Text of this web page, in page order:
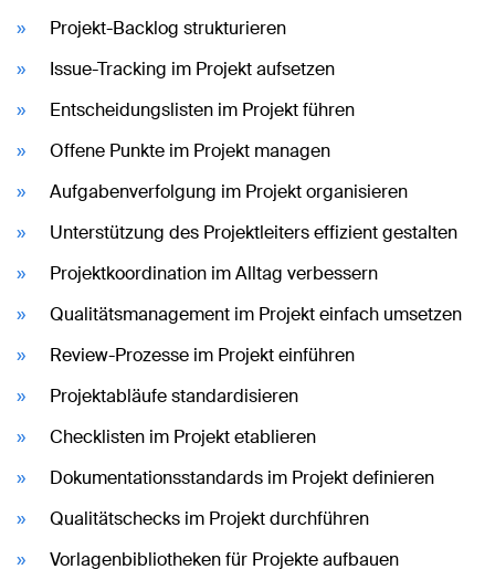
Projekt-Backlog strukturieren
Issue-Tracking im Projekt aufsetzen
Entscheidungslisten im Projekt führen
Offene Punkte im Projekt managen
Aufgabenverfolgung im Projekt organisieren
Unterstützung des Projektleiters effizient gestalten
Projektkoordination im Alltag verbessern
Qualitätsmanagement im Projekt einfach umsetzen
Review-Prozesse im Projekt einführen
Projektabläufe standardisieren
Checklisten im Projekt etablieren
Dokumentationsstandards im Projekt definieren
Qualitätschecks im Projekt durchführen
Vorlagenbibliotheken für Projekte aufbauen